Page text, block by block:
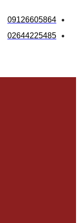
09126605864
02644225485